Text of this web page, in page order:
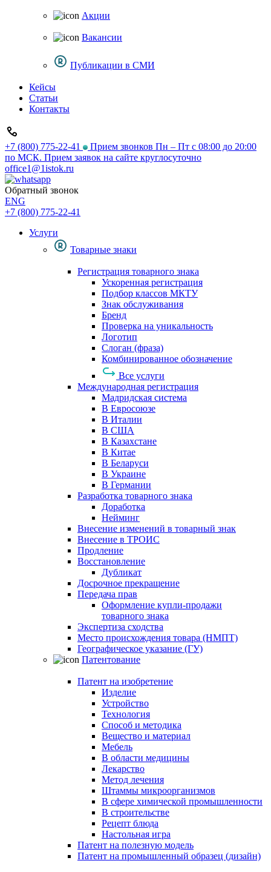
Акции
Вакансии
Публикации в СМИ
Кейсы
Статьи
Контакты
+7 (800) 775-22-41
Прием звонков Пн – Пт с 08:00 до 20:00
по МСК. Прием заявок на сайте круглосуточно
office1@1istok.ru
Обратный звонок
ENG
+7 (800) 775-22-41
Услуги
Товарные знаки
Регистрация товарного знака
Ускоренная регистрация
Подбор классов МКТУ
Знак обслуживания
Бренд
Проверка на уникальность
Логотип
Слоган (фраза)
Комбинированное обозначение
Все услуги
Международная регистрация
Мадридская система
В Евросоюзе
В Италии
В США
В Казахстане
В Китае
В Беларуси
В Украине
В Германии
Разработка товарного знака
Доработка
Нейминг
Внесение изменений в товарный знак
Внесение в ТРОИС
Продление
Восстановление
Дубликат
Досрочное прекращение
Передача прав
Оформление купли-продажи
товарного знака
Экспертиза сходства
Место происхождения товара (НМПТ)
Географическое указание (ГУ)
Патентование
Патент на изобретение
Изделие
Устройство
Технология
Способ и методика
Вещество и материал
Мебель
В области медицины
Лекарство
Метод лечения
Штаммы микроорганизмов
В сфере химической промышленности
В строительстве
Рецепт блюда
Настольная игра
Патент на полезную модель
Патент на промышленный образец (дизайн)